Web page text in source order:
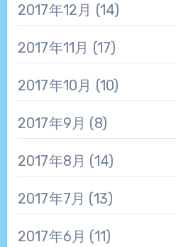
2017年12月 (14)
2017年11月 (17)
2017年10月 (10)
2017年9月 (8)
2017年8月 (14)
2017年7月 (13)
2017年6月 (11)